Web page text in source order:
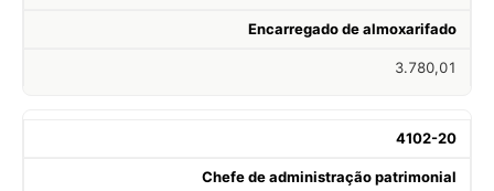
Encarregado de almoxarifado
3.780,01
4102-20
Chefe de administração patrimonial